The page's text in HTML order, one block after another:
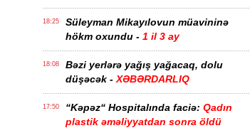
18:25
Süleyman Mikayılovun müavininə
hökm oxundu - 1 il 3 ay
18:08
Bəzi yerlərə yağış yağacaq, dolu
düşəcək - XƏBƏRDARLIQ
17:50 “Kəpəz“ Hospitalında faciə: Qadın
plastik əməliyyatdan sonra öldü